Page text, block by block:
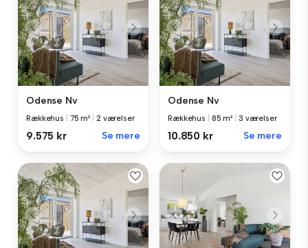
Odense Nv
Rækkehus 75 m² 2 værelser
9.575 kr Se mere
Odense Nv
Rækkehus 85 m² 3 værelser
10.850 kr Se mere